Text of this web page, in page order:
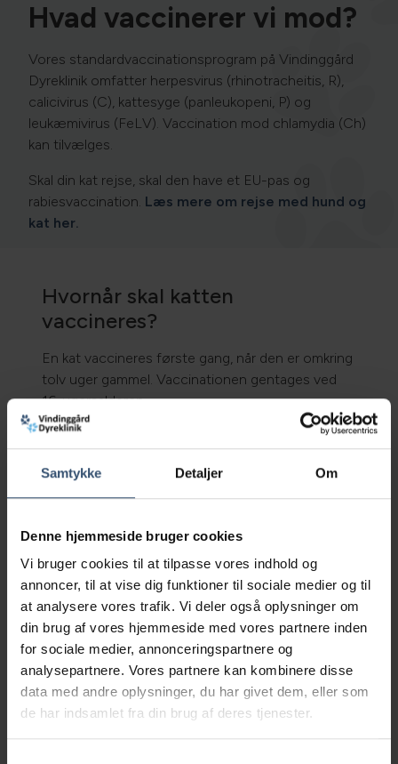
Samtykke Detaljer Om
Denne hjemmeside bruger cookies
Vi bruger cookies til at tilpasse vores indhold og
annoncer, til at vise dig funktioner til sociale medier og til
at analysere vores trafik. Vi deler også oplysninger om
din brug af vores hjemmeside med vores partnere inden
for sociale medier, annonceringspartnere og
analysepartnere. Vores partnere kan kombinere disse
data med andre oplysninger, du har givet dem, eller som
de har indsamlet fra din brug af deres tjenester.
Hvad vaccinerer vi mod?
Vores standardvaccinationsprogram på Vindinggård
Dyreklinik omfatter herpesvirus (rhinotracheitis, R),
calicivirus (C), kattesyge (panleukopeni, P) og
leukæmivirus (FeLV). Vaccination mod chlamydia (Ch)
kan tilvælges.
Skal din kat rejse, skal den have et EU-pas og
rabiesvaccination. Læs mere om rejse med hund og
kat her.
Hvornår skal katten
vaccineres?
En kat vaccineres første gang, når den er omkring
tolv uger gammel. Vaccinationen gentages ved
16-ugersalderen.
Nogle katte har stadig en god immunitet fra deres
Denne maternelle immunitet beskytter killingerne
mod infektioner, men forhindrer også vaccinerne i
baggrunden for, at det nu anbefales at vaccinere
killinger, når de er omkring syv måneder gamle.
Hidtil har man vaccineret et år efter sidste
killingevaccination.
Derefter vaccineres katten med kernevaccinerne
(herpesvirus, calicivirus og kattesyge) hver tredje
år. Katte i særlig risikogruppe, f.eks. udekatte og
katte, der kommer i pensioner, bør vaccineres